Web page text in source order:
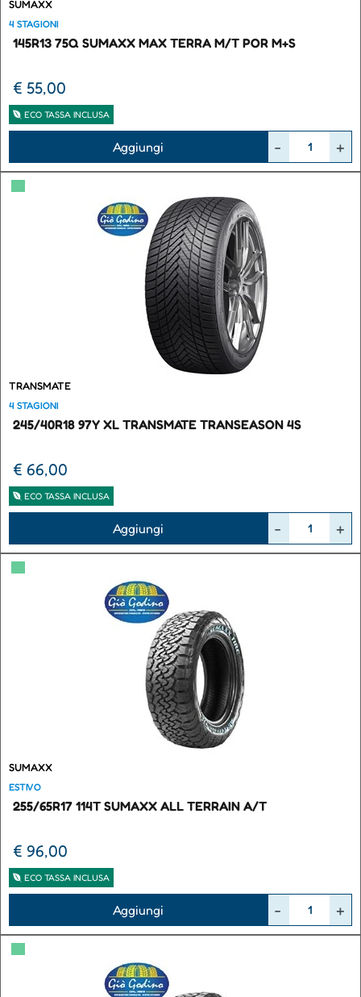
SUMAXX
4 STAGIONI
145R13 75Q SUMAXX MAX TERRA M/T POR M+S
€ 55,00
ECO TASSA INCLUSA
Aggiungi
▀
TRANSMATE
4 STAGIONI
245/40R18 97Y XL TRANSMATE TRANSEASON 4S
€ 66,00
ECO TASSA INCLUSA
Aggiungi
▀
SUMAXX
ESTIVO
255/65R17 114T SUMAXX ALL TERRAIN A/T
€ 96,00
ECO TASSA INCLUSA
Aggiungi
▀